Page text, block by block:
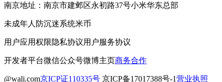
南京地址：南京市建邺区永初路37号小米华东总部
未成年人防沉迷系统米币
用户应用权限隐私协议用户服务协议
开发者平台微信公众号微博主页商务合作
@wali.com京ICP证110335号 京ICP备17017388号-1营业执照